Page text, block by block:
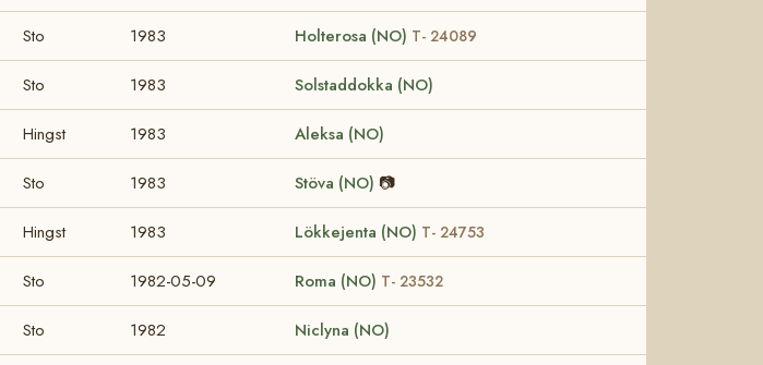
Sto 1983 Holterosa (NO) T- 24089
Sto 1983 Solstaddokka (NO)
Hingst 1983 Aleksa (NO)
Sto 1983 Stöva (NO) 📷
Hingst 1983 Lökkejenta (NO) T- 24753
Sto 1982-05-09 Roma (NO) T- 23532
Sto 1982 Niclyna (NO)